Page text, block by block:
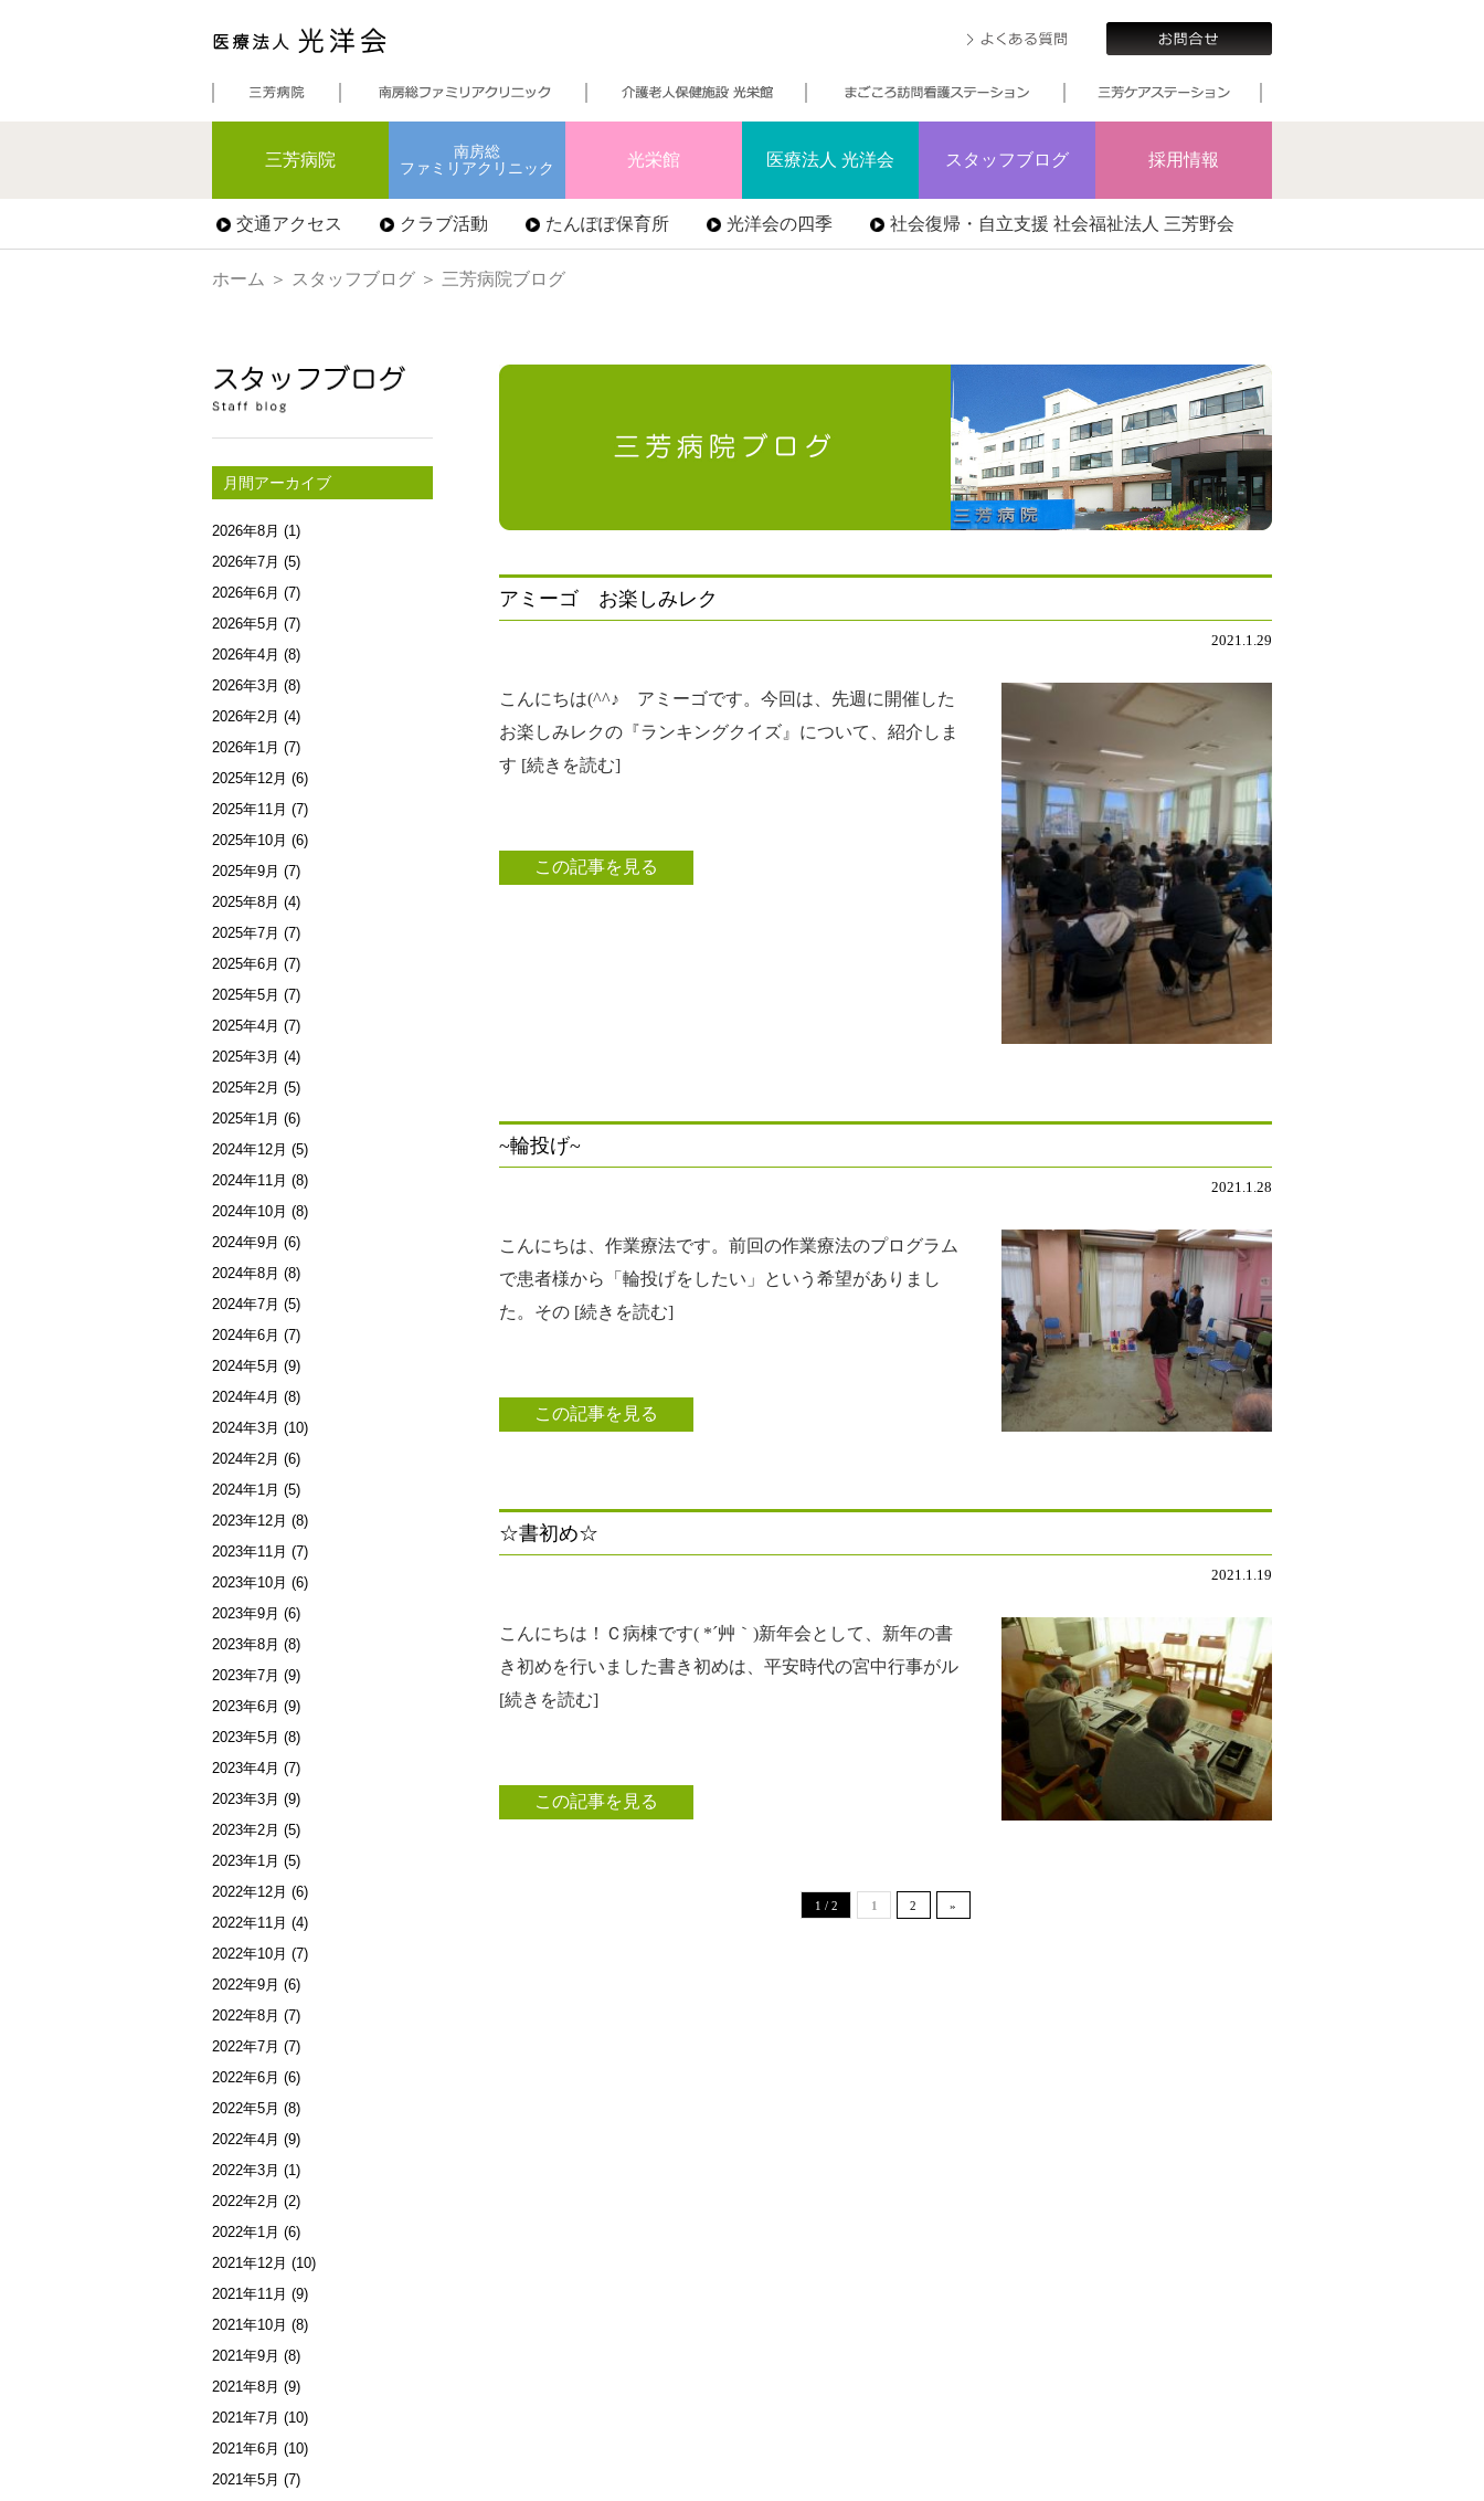
三芳病院
南房総
ファミリアクリニック
光栄館 医療法人 光洋会 スタッフブログ 採用情報
交通アクセス クラブ活動 たんぽぽ保育所 光洋会の四季 社会復帰・自立支援 社会福祉法人 三芳野会
ホーム ＞ スタッフブログ ＞ 三芳病院ブログ
月間アーカイブ
2026年8月 (1)
2026年7月 (5)
2026年6月 (7)
2026年5月 (7)
2026年4月 (8)
2026年3月 (8)
2026年2月 (4)
2026年1月 (7)
2025年12月 (6)
2025年11月 (7)
2025年10月 (6)
2025年9月 (7)
2025年8月 (4)
2025年7月 (7)
2025年6月 (7)
2025年5月 (7)
2025年4月 (7)
2025年3月 (4)
2025年2月 (5)
2025年1月 (6)
2024年12月 (5)
2024年11月 (8)
2024年10月 (8)
2024年9月 (6)
2024年8月 (8)
2024年7月 (5)
2024年6月 (7)
2024年5月 (9)
2024年4月 (8)
2024年3月 (10)
2024年2月 (6)
2024年1月 (5)
2023年12月 (8)
2023年11月 (7)
2023年10月 (6)
2023年9月 (6)
2023年8月 (8)
2023年7月 (9)
2023年6月 (9)
2023年5月 (8)
2023年4月 (7)
2023年3月 (9)
2023年2月 (5)
2023年1月 (5)
2022年12月 (6)
2022年11月 (4)
2022年10月 (7)
2022年9月 (6)
2022年8月 (7)
2022年7月 (7)
2022年6月 (6)
2022年5月 (8)
2022年4月 (9)
2022年3月 (1)
2022年2月 (2)
2022年1月 (6)
2021年12月 (10)
2021年11月 (9)
2021年10月 (8)
2021年9月 (8)
2021年8月 (9)
2021年7月 (10)
2021年6月 (10)
2021年5月 (7)
アミーゴ お楽しみレク
2021.1.29
こんにちは(^^♪ アミーゴです。今回は、先週に開催した
お楽しみレクの『ランキングクイズ』について、紹介しま
す [続きを読む]
この記事を見る
~輪投げ~
2021.1.28
こんにちは、作業療法です。前回の作業療法のプログラム
で患者様から「輪投げをしたい」という希望がありまし
た。その [続きを読む]
この記事を見る
☆書初め☆
2021.1.19
こんにちは！Ｃ病棟です( *´艸｀)新年会として、新年の書
き初めを行いました書き初めは、平安時代の宮中行事がル
[続きを読む]
この記事を見る
1 / 2 1 2 »